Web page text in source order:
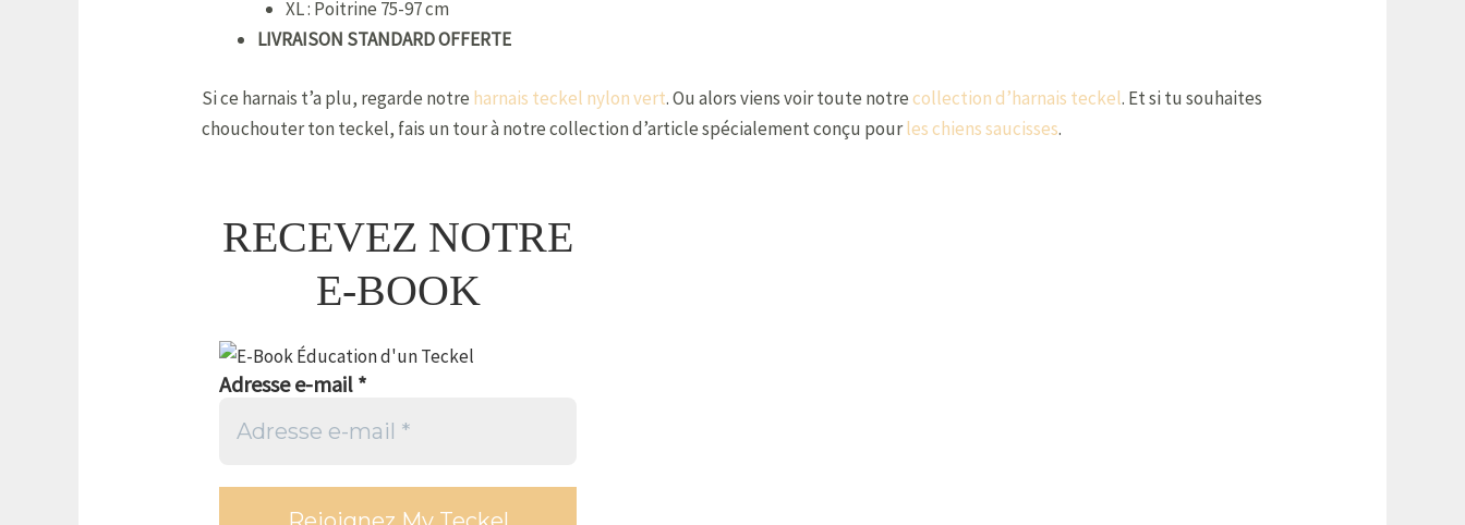
XL : Poitrine 75-97 cm
LIVRAISON STANDARD OFFERTE
Si ce harnais t’a plu, regarde notre harnais teckel nylon vert. Ou alors viens voir toute notrecollection d’harnais teckel. Et si tu souhaites
chouchouter ton teckel, fais un tour à notre collection d’article spécialement conçu pourles chiens saucisses.
RECEVEZ NOTRE
E-BOOK
Adresse e-mail *